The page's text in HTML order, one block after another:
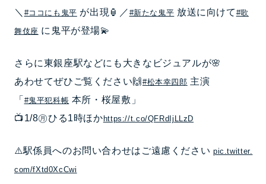
＼ #ココにも鬼平 が出現🏮／ #新たな鬼平 放送に向けて #歌
舞伎座 に鬼平が登場💫
さらに東銀座駅などにも大きなビジュアルが🌸
あわせてぜひご覧ください🙌#松本幸四郎 主演
「 #鬼平犯科帳 本所・桜屋敷」
📺1/8㊊ひる1時ほか https://t.co/QFRdIjLLzD
⚠️駅係員へのお問い合わせはご遠慮ください pic.twitter.
com/fXtd0XcCwi